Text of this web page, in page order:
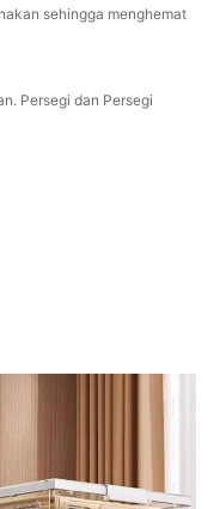
sehingga menghemat
Persegi dan Persegi